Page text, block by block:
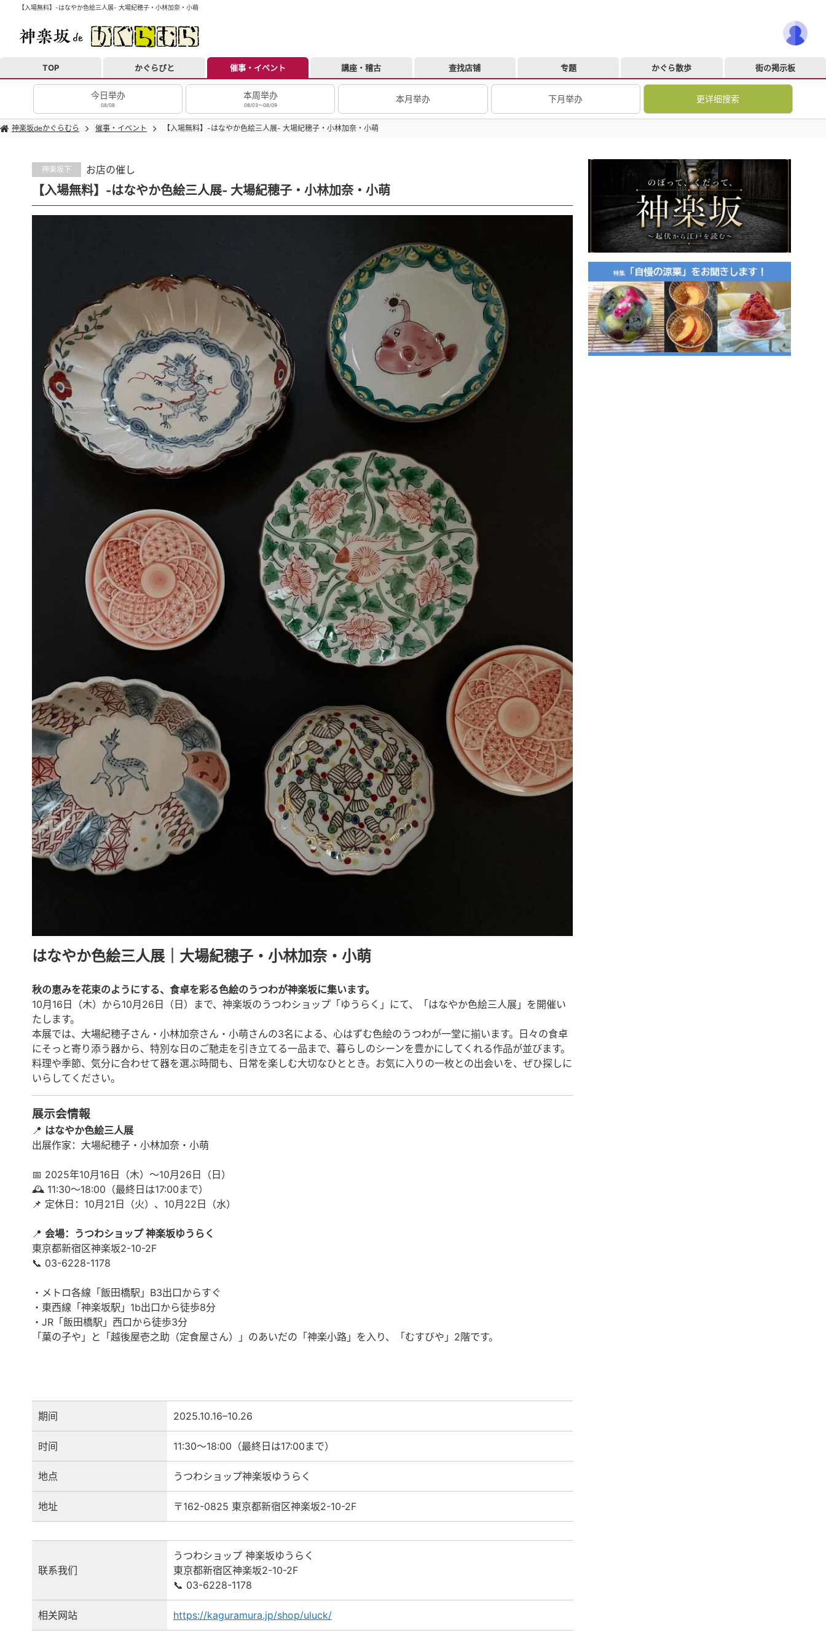
【入場無料】-はなやか色絵三人展- 大場紀穂子・小林加奈・小萌
TOP かぐらびと 催事・イベント 講座・稽古 查找店铺 专题 かぐら散歩 街の掲示板
今日举办
08/08
本周举办
08/03～08/09
本月举办 下月举办 更详细搜索
神楽坂deかぐらむら 催事・イベント 【入場無料】-はなやか色絵三人展- 大場紀穂子・小林加奈・小萌
神楽坂下 お店の催し
【入場無料】-はなやか色絵三人展- 大場紀穂子・小林加奈・小萌
はなやか色絵三人展｜大場紀穂子・小林加奈・小萌
秋の恵みを花束のようにする、食卓を彩る色絵のうつわが神楽坂に集います。
10月16日（木）から10月26日（日）まで、神楽坂のうつわショップ「ゆうらく」にて、「はなやか色絵三人展」を開催い
たします。
本展では、大場紀穂子さん・小林加奈さん・小萌さんの3名による、心はずむ色絵のうつわが一堂に揃います。日々の食卓
にそっと寄り添う器から、特別な日のご馳走を引き立てる一品まで、暮らしのシーンを豊かにしてくれる作品が並びます。
料理や季節、気分に合わせて器を選ぶ時間も、日常を楽しむ大切なひととき。お気に入りの一枚との出会いを、ぜひ探しに
いらしてください。
展示会情報
📍 はなやか色絵三人展
出展作家：大場紀穂子・小林加奈・小萌
📅 2025年10月16日（木）〜10月26日（日）
🕰 11:30〜18:00（最終日は17:00まで）
📌 定休日：10月21日（火）、10月22日（水）
📍 会場：うつわショップ 神楽坂ゆうらく
東京都新宿区神楽坂2-10-2F
📞 03-6228-1178
・メトロ各線「飯田橋駅」B3出口からすぐ
・東西線「神楽坂駅」1b出口から徒歩8分
・JR「飯田橋駅」西口から徒歩3分
「菓の子や」と「越後屋壱之助（定食屋さん）」のあいだの「神楽小路」を入り、「むすびや」2階です。
期间 2025.10.16–10.26
时间 11:30〜18:00（最終日は17:00まで）
地点 うつわショップ神楽坂ゆうらく
地址 〒162-0825 東京都新宿区神楽坂2-10-2F
联系我们
うつわショップ 神楽坂ゆうらく
東京都新宿区神楽坂2-10-2F
📞 03-6228-1178
相关网站 https://kaguramura.jp/shop/uluck/